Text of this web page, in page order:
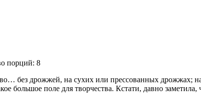
порций: 8
без дрожжей, на сухих или прессованных дрожжах;
большое поле для творчества. Кстати, давно